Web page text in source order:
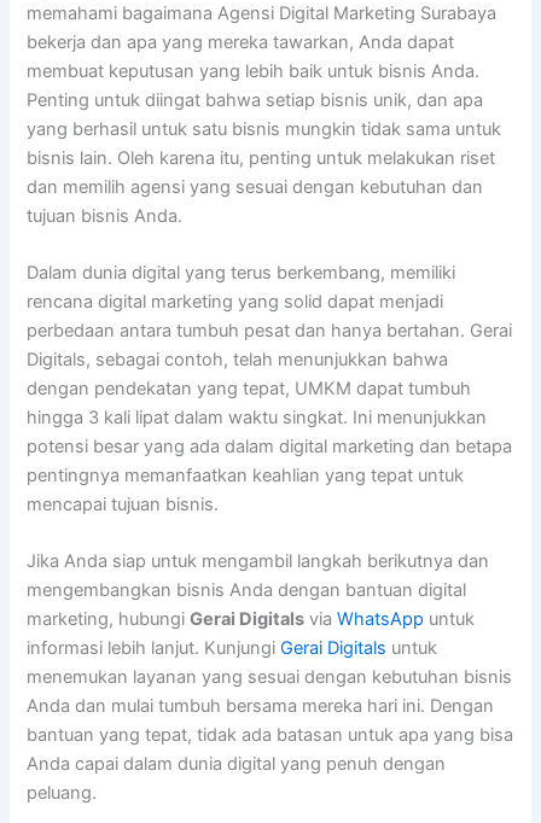
memahami bagaimana Agensi Digital Marketing Surabaya
bekerja dan apa yang mereka tawarkan, Anda dapat
membuat keputusan yang lebih baik untuk bisnis Anda.
Penting untuk diingat bahwa setiap bisnis unik, dan apa
yang berhasil untuk satu bisnis mungkin tidak sama untuk
bisnis lain. Oleh karena itu, penting untuk melakukan riset
dan memilih agensi yang sesuai dengan kebutuhan dan
tujuan bisnis Anda.
Dalam dunia digital yang terus berkembang, memiliki
rencana digital marketing yang solid dapat menjadi
perbedaan antara tumbuh pesat dan hanya bertahan. Gerai
Digitals, sebagai contoh, telah menunjukkan bahwa
dengan pendekatan yang tepat, UMKM dapat tumbuh
hingga 3 kali lipat dalam waktu singkat. Ini menunjukkan
potensi besar yang ada dalam digital marketing dan betapa
pentingnya memanfaatkan keahlian yang tepat untuk
mencapai tujuan bisnis.
Jika Anda siap untuk mengambil langkah berikutnya dan
mengembangkan bisnis Anda dengan bantuan digital
marketing, hubungiGerai Digitals viaWhatsApp untuk
informasi lebih lanjut. KunjungiGerai Digitals untuk
menemukan layanan yang sesuai dengan kebutuhan bisnis
Anda dan mulai tumbuh bersama mereka hari ini. Dengan
bantuan yang tepat, tidak ada batasan untuk apa yang bisa
Anda capai dalam dunia digital yang penuh dengan
peluang.